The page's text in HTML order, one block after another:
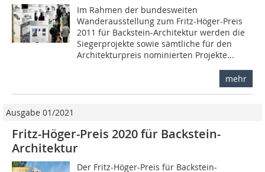
Im Rahmen der bundesweiten
Wanderausstellung zum Fritz-Höger-Preis
2011 für Backstein-Architektur werden die
Siegerprojekte sowie sämtliche für den
Architekturpreis nominierten Projekte...
mehr
Ausgabe 01/2021
Fritz-Höger-Preis 2020 für Backstein-
Architektur
Der Fritz-Höger-Preis für Backstein-